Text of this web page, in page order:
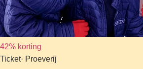
42% korting
Ticket· Proeverij